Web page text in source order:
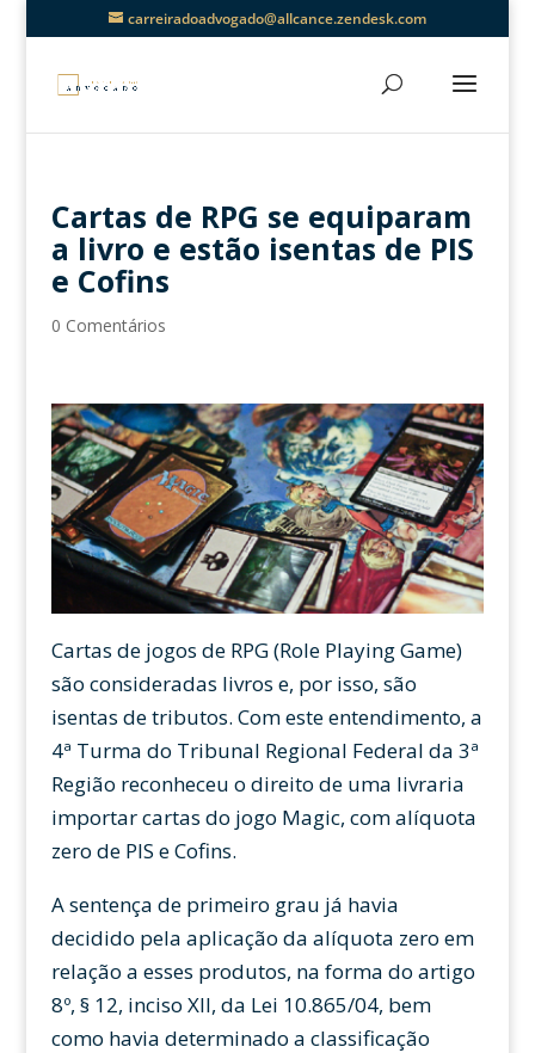
carreiradoadvogado@allcance.zendesk.com
Cartas de RPG se equiparam
a livro e estão isentas de PIS
e Cofins
0 Comentários
Cartas de jogos de RPG (Role Playing Game)
são consideradas livros e, por isso, são
isentas de tributos. Com este entendimento, a
4ª Turma do Tribunal Regional Federal da 3ª
Região reconheceu o direito de uma livraria
importar cartas do jogo Magic, com alíquota
zero de PIS e Cofins.
A sentença de primeiro grau já havia
decidido pela aplicação da alíquota zero em
relação a esses produtos, na forma do artigo
8º, § 12, inciso XII, da Lei 10.865/04, bem
como havia determinado a classificação